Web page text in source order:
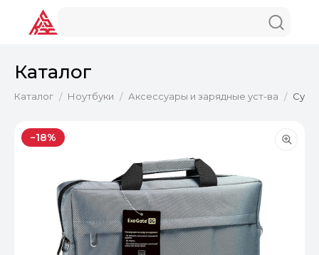
Каталог
Каталог / Ноутбуки / Аксессуары и зарядные уст-ва /
−18%